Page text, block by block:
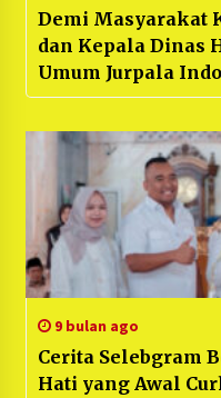
Demi Masyarakat
dan Kepala Dinas
Umum Jurpala
Pembangunan
Bekasi”
9 bulan ago
Cerita Selebgram
Hati yang Awal